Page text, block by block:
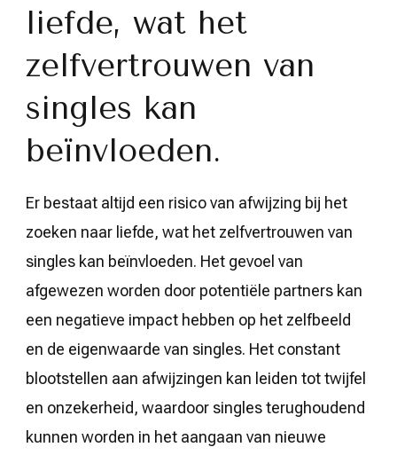
liefde, wat het
zelfvertrouwen van
singles kan
beïnvloeden.
Er bestaat altijd een risico van afwijzing bij het
zoeken naar liefde, wat het zelfvertrouwen van
singles kan beïnvloeden. Het gevoel van
afgewezen worden door potentiële partners kan
een negatieve impact hebben op het zelfbeeld
en de eigenwaarde van singles. Het constant
blootstellen aan afwijzingen kan leiden tot twijfel
en onzekerheid, waardoor singles terughoudend
kunnen worden in het aangaan van nieuwe